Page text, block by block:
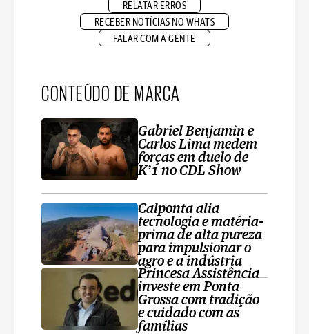
RELATAR ERROS
RECEBER NOTÍCIAS NO WHATS
FALAR COM A GENTE
CONTEÚDO DE MARCA
Gabriel Benjamin e
Carlos Lima medem
forças em duelo de
K’1 no CDL Show
Calponta alia
tecnologia e matéria-
prima de alta pureza
para impulsionar o
agro e a indústria
Princesa Assistência
investe em Ponta
Grossa com tradição
e cuidado com as
famílias